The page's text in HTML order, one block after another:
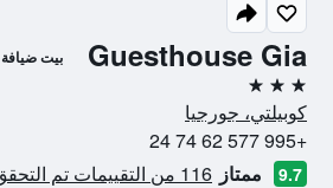
Guesthouse Gia بيت ضيافة
3 نجوم
كوبيلتي، جورجيا
+995 577 62 74 24
9.7 ممتاز 116 من التقييمات تم التحقق منها